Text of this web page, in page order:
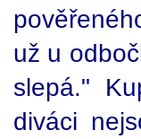
už u
slepá."
diváci